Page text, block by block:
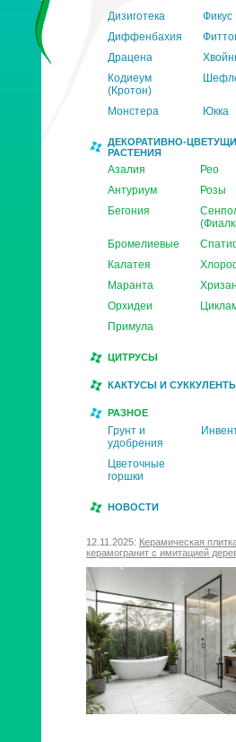
Дизиготека
Фикус
Диффенбахия
Драцена
Кодиеум
(Кротон)
Монстера Юкка
ДЕКОРАТИВНО-
РАСТЕНИЯ
Азалия
Рео
Антуриум
Розы
Бегония
Бромелиевые
Калатея
Маранта
Орхидеи
Примула
ЦИТРУСЫ
КАКТУСЫ И
РАЗНОЕ
Грунт и
удобрения
Цветочные
горшки
НОВОСТИ
12.11.2025: Керамическая
керамогранит с имитацией